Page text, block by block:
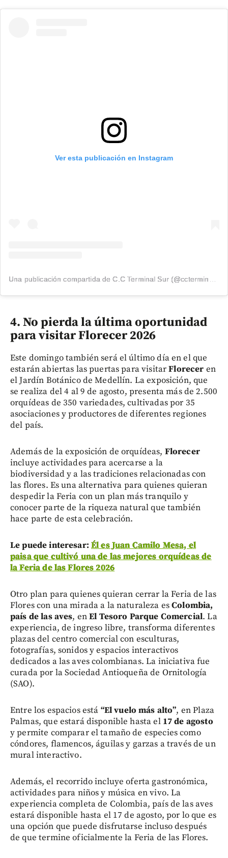
Ver esta publicación en Instagram
Una publicación compartida de C.C Terminal Sur (@ccterminalsur)
4. No pierda la última oportunidad
para visitar Florecer 2026
Este domingo también será el último día en el que
estarán abiertas las puertas para visitarFlorecer en
el Jardín Botánico de Medellín. La exposición, que
se realiza del 4 al 9 de agosto, presenta más de 2.500
orquídeas de 350 variedades, cultivadas por 35
asociaciones y productores de diferentes regiones
del país.
Además de la exposición de orquídeas, Florecer
incluye actividades para acercarse a la
biodiversidad y a las tradiciones relacionadas con
las flores. Es una alternativa para quienes quieran
despedir la Feria con un plan más tranquilo y
conocer parte de la riqueza natural que también
hace parte de esta celebración.
Le puede interesar: Él es Juan Camilo Mesa, el
paisa que cultivó una de las mejores orquídeas de
la Feria de las Flores 2026
Otro plan para quienes quieran cerrar la Feria de las
Flores con una mirada a la naturaleza esColombia,
país de las aves, enEl Tesoro Parque Comercial. La
experiencia, de ingreso libre, transforma diferentes
plazas del centro comercial con esculturas,
fotografías, sonidos y espacios interactivos
dedicados a las aves colombianas. La iniciativa fue
curada por la Sociedad Antioqueña de Ornitología
(SAO).
Entre los espacios está “El vuelo más alto”, en Plaza
Palmas, que estará disponible hasta el 17 de agosto
y permite comparar el tamaño de especies como
cóndores, flamencos, águilas y garzas a través de un
mural interactivo.
Además, el recorrido incluye oferta gastronómica,
actividades para niños y música en vivo. La
experiencia completa de Colombia, país de las aves
estará disponible hasta el 17 de agosto, por lo que es
una opción que puede disfrutarse incluso después
de que termine oficialmente la Feria de las Flores.